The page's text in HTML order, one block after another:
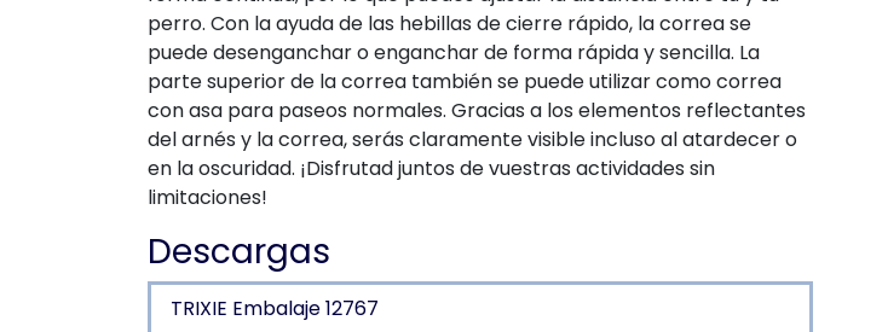
perro. Con la ayuda de las hebillas de cierre rápido, la correa se
puede desenganchar o enganchar de forma rápida y sencilla. La
parte superior de la correa también se puede utilizar como correa
con asa para paseos normales. Gracias a los elementos reflectantes
del arnés y la correa, serás claramente visible incluso al atardecer o
en la oscuridad. ¡Disfrutad juntos de vuestras actividades sin
limitaciones!
Descargas
TRIXIE Embalaje 12767